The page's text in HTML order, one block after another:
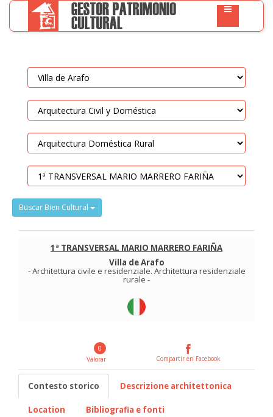
Buscar Bien Cultural
1ª TRANSVERSAL MARIO MARRERO FARIÑA
Villa de Arafo
-Architettura civile e residenziale. Architettura residenziale
rurale -
0
Valorar
Compartir en Facebook
Contesto storico Descrizione architettonica
Location Bibliografia e fonti